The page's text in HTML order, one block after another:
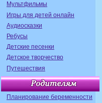
Мультфильмы
Игры для детей онлайн
Аудиосказки
Ребусы
Детские песенки
Детское творчество
Путешествия
Планирование беременности